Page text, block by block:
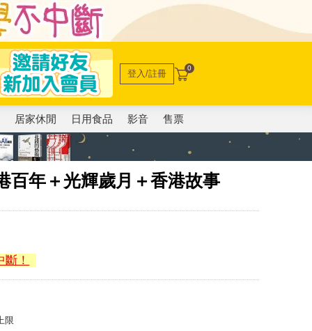
登入/註冊 0
居家休閒 日用食品 影音 售票
百年＋光輝歲月＋香港故事
！
限